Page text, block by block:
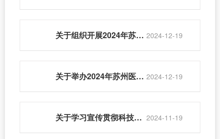
关于组织开展2024年苏州市人才乐居工程项目申报工作的通知 2024-12-19
关于举办2024年苏州医学院研究生“科学道德和学风建设”主题宣讲教育活动的通知 2024-12-19
关于学习宣传贯彻科技部监督司《科研单位科研诚信管理制度示范文本》的通知 2024-11-19